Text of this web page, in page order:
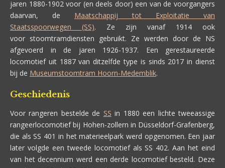
jaren 1880-1902 voor (en deels door) een van de voorgangers
daarvan, de Maatschappij tot Exploitatie van
Staatsspoorwegen (SS). Ze zijn vanaf 1914 ook
voor stoomtramdiensten gebruikt. Ze werden door de NS
afgevoerd in de jaren 1926-1937. Een gerestaureerde
locomotief uit 1887 van ditzelfde type is sinds 2017 in dienst
bij de Museumstoomtram Hoorn-Medemblik.
Geschiedenis
Voor rangeren bestelde de SS in 1880 een lichte tweeassige
rangeerlocomotief bij Hohen-zollern in Düsseldorf-Grafenberg,
die als SS 401 in het materieelpark werd opgenomen. Een jaar
later volgde een tweede locomotief als SS 402. Aan het eind
van het decennium werd een derde locomotief besteld. Deze